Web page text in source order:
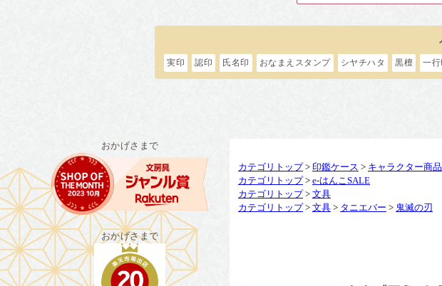
カテゴリトップ > 印鑑ケース > キャラクター商品
カテゴリトップ > e-はんこSALE
カテゴリトップ > 文具
カテゴリトップ > 文具 > タニエバー > 鬼滅の刃